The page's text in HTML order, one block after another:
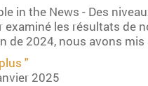
in the News - Des
examiné les résultats de
de 2024, nous avons
"
2025